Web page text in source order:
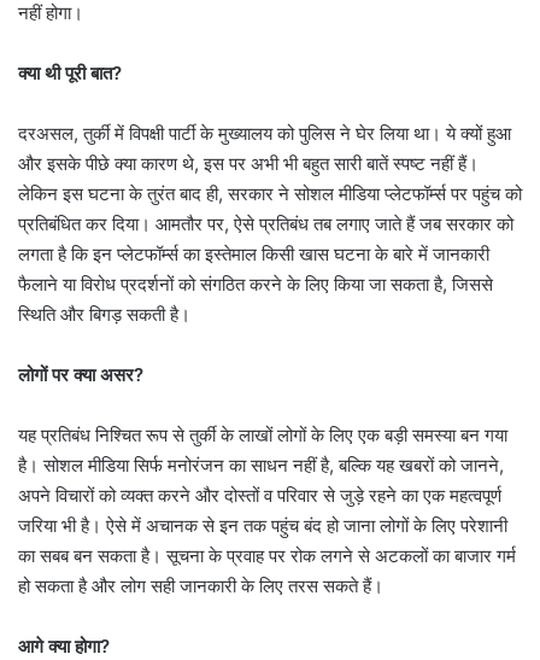
नहीं होगा।
क्या थी पूरी बात?
दरअसल, तुर्की में विपक्षी पार्टी के मुख्यालय को पुलिस ने घेर लिया था। ये क्यों हुआ
और इसके पीछे क्या कारण थे, इस पर अभी भी बहुत सारी बातें स्पष्ट नहीं हैं।
लेकिन इस घटना के तुरंत बाद ही, सरकार ने सोशल मीडिया प्लेटफॉर्म्स पर पहुंच को
प्रतिबंधित कर दिया। आमतौर पर, ऐसे प्रतिबंध तब लगाए जाते हैं जब सरकार को
लगता है कि इन प्लेटफॉर्म्स का इस्तेमाल किसी खास घटना के बारे में जानकारी
फैलाने या विरोध प्रदर्शनों को संगठित करने के लिए किया जा सकता है, जिससे
स्थिति और बिगड़ सकती है।
लोगों पर क्या असर?
यह प्रतिबंध निश्चित रूप से तुर्की के लाखों लोगों के लिए एक बड़ी समस्या बन गया
है। सोशल मीडिया सिर्फ मनोरंजन का साधन नहीं है, बल्कि यह खबरों को जानने,
अपने विचारों को व्यक्त करने और दोस्तों व परिवार से जुड़े रहने का एक महत्वपूर्ण
जरिया भी है। ऐसे में अचानक से इन तक पहुंच बंद हो जाना लोगों के लिए परेशानी
का सबब बन सकता है। सूचना के प्रवाह पर रोक लगने से अटकलों का बाजार गर्म
हो सकता है और लोग सही जानकारी के लिए तरस सकते हैं।
आगे क्या होगा?